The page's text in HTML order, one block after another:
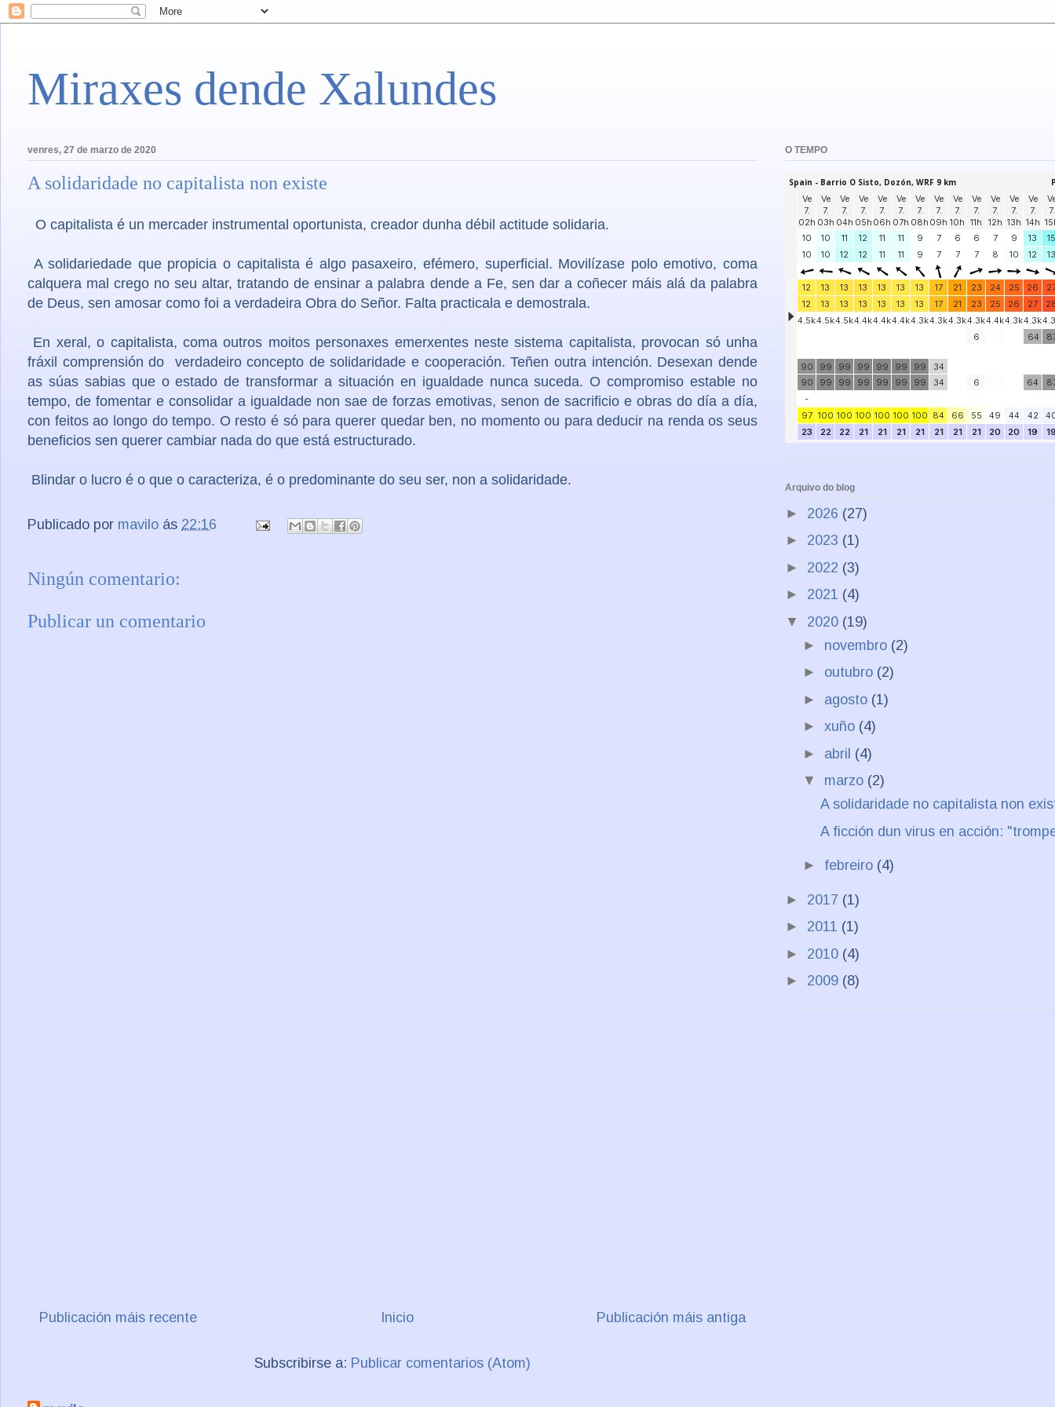
Miraxes dende Xalundes
venres, 27 de marzo de 2020
A solidaridade no capitalista non existe
O capitalista é un mercader instrumental oportunista, creador dunha débil actitude solidaria.
A solidariedade que propicia o capitalista é algo pasaxeiro, efémero, superficial. Movilízase polo emotivo, coma
calquera mal crego no seu altar, tratando de ensinar a palabra dende a Fe, sen dar a coñecer máis alá da palabra
de Deus, sen amosar como foi a verdadeira Obra do Señor. Falta practicala e demostrala.
En xeral, o capitalista, coma outros moitos personaxes emerxentes neste sistema capitalista, provocan só unha
fráxil comprensión do verdadeiro concepto de solidaridade e cooperación. Teñen outra intención. Desexan dende
as súas sabias que o estado de transformar a situación en igualdade nunca suceda. O compromiso estable no
tempo, de fomentar e consolidar a igualdade non sae de forzas emotivas, senon de sacrificio e obras do día a día,
con feitos ao longo do tempo. O resto é só para querer quedar ben, no momento ou para deducir na renda os seus
beneficios sen querer cambiar nada do que está estructurado.
Blindar o lucro é o que o caracteriza, é o predominante do seu ser, non a solidaridade.
Publicado por mavilo ás 22:16
Ningún comentario:
Publicar un comentario
Publicación máis recente Publicación máis antiga
Inicio
Subscribirse a: Publicar comentarios (Atom)
O TEMPO
Arquivo do blog
► 2026 (27)
► 2023 (1)
► 2022 (3)
► 2021 (4)
▼ 2020 (19)
► novembro (2)
► outubro (2)
► agosto (1)
► xuño (4)
► abril (4)
▼ marzo (2)
A solidaridade no capitalista non
A ficción dun virus en acción:
► febreiro (4)
► 2017 (1)
► 2011 (1)
► 2010 (4)
► 2009 (8)